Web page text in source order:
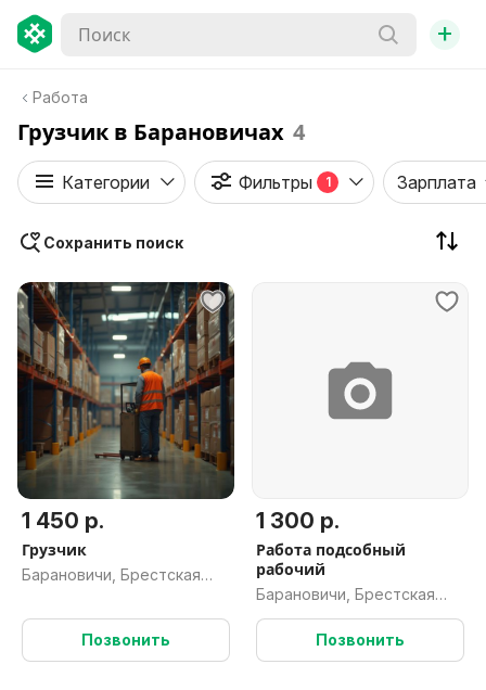
+
Работа
Грузчик в Барановичах 4
Категории Фильтры 1 Зарплата
Сохранить поиск
1 450 р.
Грузчик
Барановичи, Брестская
Позвонить
1 300 р.
Работа подсобный
рабочий
Барановичи, Брестская
обл.
Позвонить